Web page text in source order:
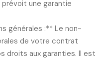
une garantie
générales :** Le non-
de votre contrat
droits aux garanties. Il est